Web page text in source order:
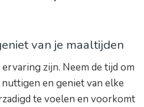
van je maaltijden
zijn. Neem de tijd om
en geniet van elke
te voelen en voorkomt